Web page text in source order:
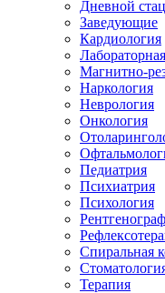
Дневной
Заведующие
Кардиология
Магнитно-
Наркология
Неврология
Онкология
Педиатрия
Психиатрия
Психология
Спиральная
Терапия